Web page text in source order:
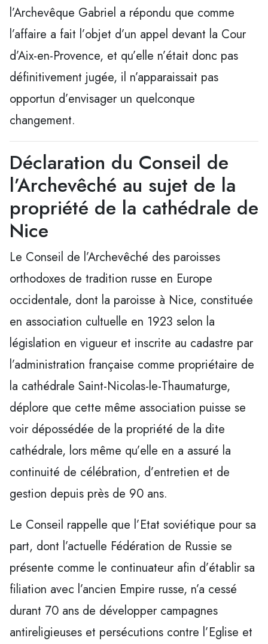
l’Archevêque Gabriel a répondu que comme
l’affaire a fait l’objet d’un appel devant la Cour
d’Aix-en-Provence, et qu’elle n’était donc pas
définitivement jugée, il n’apparaissait pas
opportun d’envisager un quelconque
changement.
Déclaration du Conseil de
l’Archevêché au sujet de la
propriété de la cathédrale de
Nice
Le Conseil de l’Archevêché des paroisses
orthodoxes de tradition russe en Europe
occidentale, dont la paroisse à Nice, constituée
en association cultuelle en 1923 selon la
législation en vigueur et inscrite au cadastre par
l’administration française comme propriétaire de
la cathédrale Saint-Nicolas-le-Thaumaturge,
déplore que cette même association puisse se
voir dépossédée de la propriété de la dite
cathédrale, lors même qu’elle en a assuré la
continuité de célébration, d’entretien et de
gestion depuis près de 90 ans.
Le Conseil rappelle que l’Etat soviétique pour sa
part, dont l’actuelle Fédération de Russie se
présente comme le continuateur afin d’établir sa
filiation avec l’ancien Empire russe, n’a cessé
durant 70 ans de développer campagnes
antireligieuses et persécutions contre l’Eglise et